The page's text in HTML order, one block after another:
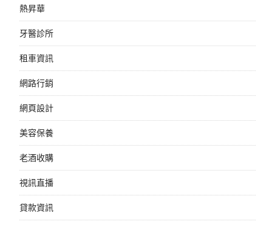
熱昇華
牙醫診所
租車資訊
網路行銷
網頁設計
美容保養
老酒收購
視訊直播
貸款資訊